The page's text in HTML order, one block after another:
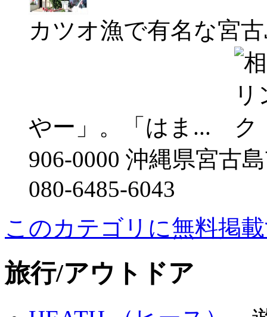
カツオ漁で有名な宮
やー」。「はま...
906-0000 沖縄県宮古
080-6485-6043
このカテゴリに無料掲
旅行/アウトドア